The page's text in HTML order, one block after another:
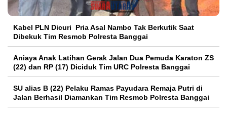
Kabel PLN Dicuri Pria Asal Nambo Tak Berkutik Saat
Dibekuk Tim Resmob Polresta Banggai
Aniaya Anak Latihan Gerak Jalan Dua Pemuda Karaton ZS
(22) dan RP (17) Diciduk Tim URC Polresta Banggai
SU alias B (22) Pelaku Ramas Payudara Remaja Putri di
Jalan Berhasil Diamankan Tim Resmob Polresta Banggai